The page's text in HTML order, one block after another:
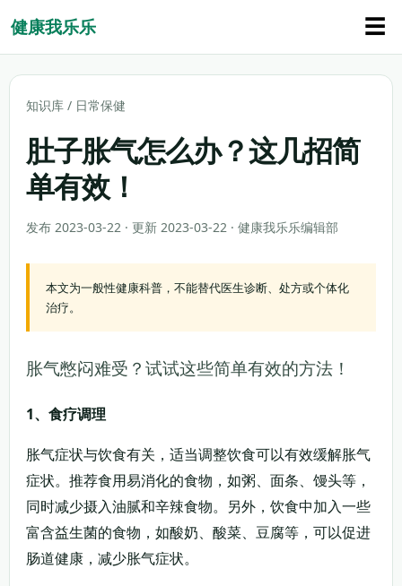
健康我乐乐 ☰
知识库 / 日常保健
肚子胀气怎么办？这几招简
单有效！
发布 2023-03-22 · 更新 2023-03-22 · 健康我乐乐编辑部
本文为一般性健康科普，不能替代医生诊断、处方或个体化
治疗。
胀气憋闷难受？试试这些简单有效的方法！
1、食疗调理
胀气症状与饮食有关，适当调整饮食可以有效缓解胀气
症状。推荐食用易消化的食物，如粥、面条、馒头等，
同时减少摄入油腻和辛辣食物。另外，饮食中加入一些
富含益生菌的食物，如酸奶、酸菜、豆腐等，可以促进
肠道健康，减少胀气症状。